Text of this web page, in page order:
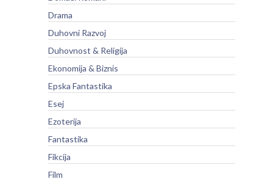
Drama
Duhovni Razvoj
Duhovnost & Religija
Ekonomija & Biznis
Epska Fantastika
Esej
Ezoterija
Fantastika
Fikcija
Film